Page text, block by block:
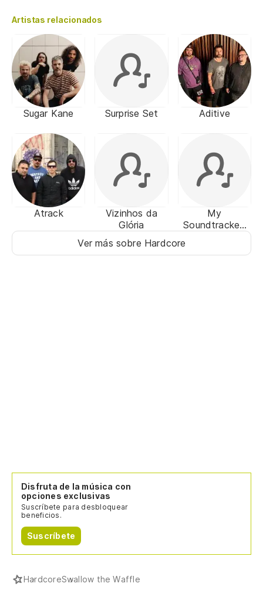
Artistas relacionados
Sugar Kane Surprise Set Aditive
Atrack
Vizinhos da
Glória
My
Soundtracked
Ver más sobre Hardcore
Disfruta de la música con
opciones exclusivas
Suscríbete para desbloquear
beneficios.
Suscríbete
HardcoreSwallow the Waffle